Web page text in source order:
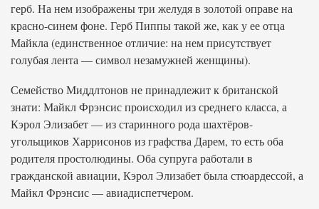
герб. На нем изображены три желудя в золотой оправе на
красно-синем фоне. Герб Пиппы такой же, как у ее отца
Майкла (единственное отличие: на нем присутствует
голубая лента — символ незамужней женщины).
Семейство Миддлтонов не принадлежит к британской
знати: Майкл Фрэнсис происходил из среднего класса, а
Кэрол Элизабет — из старинного рода шахтёров-
угольщиков Харрисонов из графства Дарем, то есть оба
родителя простолюдины. Оба супруга работали в
гражданской авиации, Кэрол Элизабет была стюардессой, а
Майкл Фрэнсис — авиадиспетчером.